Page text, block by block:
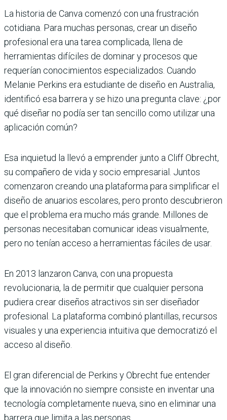
La historia de Canva comenzó con una frustración
cotidiana. Para muchas personas, crear un diseño
profesional era una tarea complicada, llena de
herramientas difíciles de dominar y procesos que
requerían conocimientos especializados. Cuando
Melanie Perkins era estudiante de diseño en Australia,
identificó esa barrera y se hizo una pregunta clave: ¿por
qué diseñar no podía ser tan sencillo como utilizar una
aplicación común?
Esa inquietud la llevó a emprender junto a Cliff Obrecht,
su compañero de vida y socio empresarial. Juntos
comenzaron creando una plataforma para simplificar el
diseño de anuarios escolares, pero pronto descubrieron
que el problema era mucho más grande. Millones de
personas necesitaban comunicar ideas visualmente,
pero no tenían acceso a herramientas fáciles de usar.
En 2013 lanzaron Canva, con una propuesta
revolucionaria, la de permitir que cualquier persona
pudiera crear diseños atractivos sin ser diseñador
profesional. La plataforma combinó plantillas, recursos
visuales y una experiencia intuitiva que democratizó el
acceso al diseño.
El gran diferencial de Perkins y Obrecht fue entender
que la innovación no siempre consiste en inventar una
tecnología completamente nueva, sino en eliminar una